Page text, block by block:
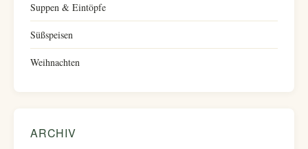
Suppen & Eintöpfe
Süßspeisen
Weihnachten
ARCHIV